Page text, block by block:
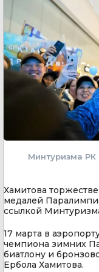
Минтуризма РК
Хамитова
медалей
ссылкой
17 марта в
чемпиона зимних
биатлону и
Ербола Хамитова.